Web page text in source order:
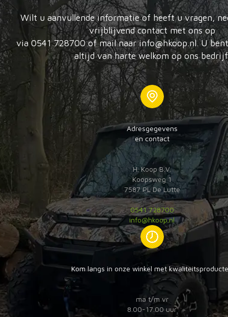
Wilt u aanvullende informatie of heeft u vragen,
vrijblijvend contact met ons op
via 0541 728700 of mail naar info@hkoop.nl. U
altijd van harte welkom op ons
Adresgegevens
en contact
H. Koop B.V.
Koopsweg 1
7587 PL De Lutte
0541 728700
info@hkoop.nl
Kom langs in onze winkel met
ma t/m vr
8.00-17.00 uur